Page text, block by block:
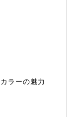
ラーの魅力